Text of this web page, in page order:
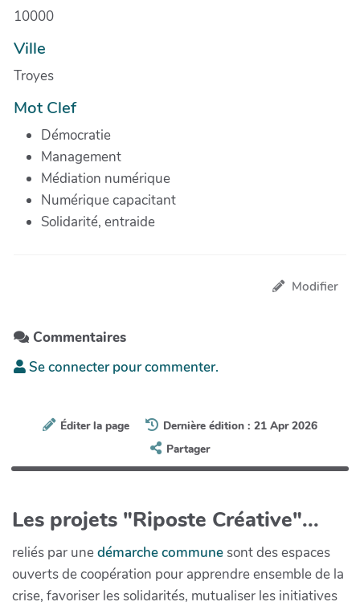
10000
Ville
Troyes
Mot Clef
Démocratie
Management
Médiation numérique
Numérique capacitant
Solidarité, entraide
Modifier
Commentaires
Se connecter pour commenter.
Éditer la page
Dernière édition : 21 Apr 2026
Partager
Les projets "Riposte Créative"...
reliés par unedémarche communesont des espaces
ouverts de coopération pour apprendre ensemble de la
crise, favoriser les solidarités, mutualiser les initiatives